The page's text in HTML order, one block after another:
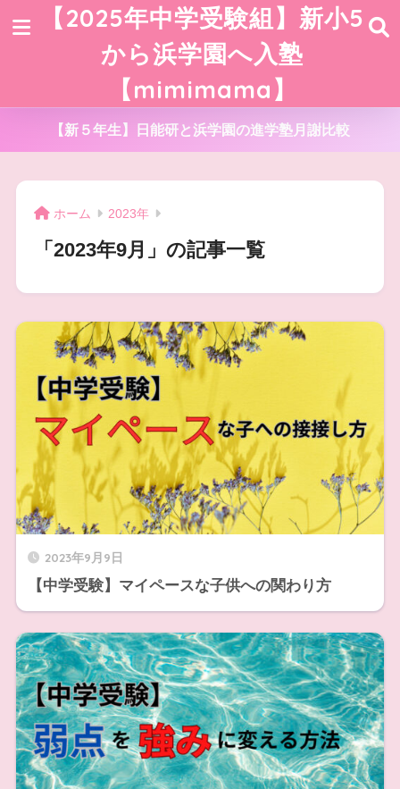
【2025年中学受験組】新小5
から浜学園へ入塾
【mimimama】
【新５年生】日能研と浜学園の進学塾月謝比較
ホーム 2023年
「2023年9月」の記事一覧
2023年9月9日
【中学受験】マイペースな子供への関わり方